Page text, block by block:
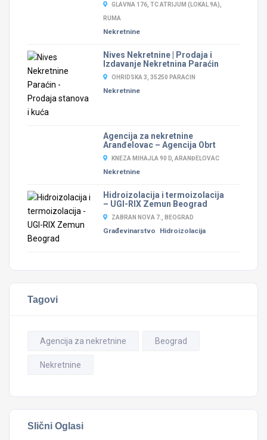
GLAVNA 176, TC ATRIJUM (LOKAL 9A),
RUMA
Nekretnine
Nives Nekretnine | Prodaja i
Izdavanje Nekretnina Paraćin
OHRIDSKA 3, 35250 PARAĆIN
Nekretnine
Agencija za nekretnine
Aranđelovac – Agencija Obrt
KNEZA MIHAJLA 90 D, ARANĐELOVAC
Nekretnine
Hidroizolacija i termoizolacija
– UGI-RIX Zemun Beograd
ZABRAN NOVA 7., BEOGRAD
Građevinarstvo Hidroizolacija
Tagovi
Agencija za nekretnine Beograd
Nekretnine
Slični Oglasi